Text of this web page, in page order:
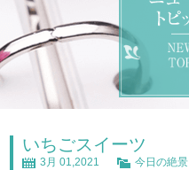
いちごスイーツ
3月 01,2021 今日の絶景